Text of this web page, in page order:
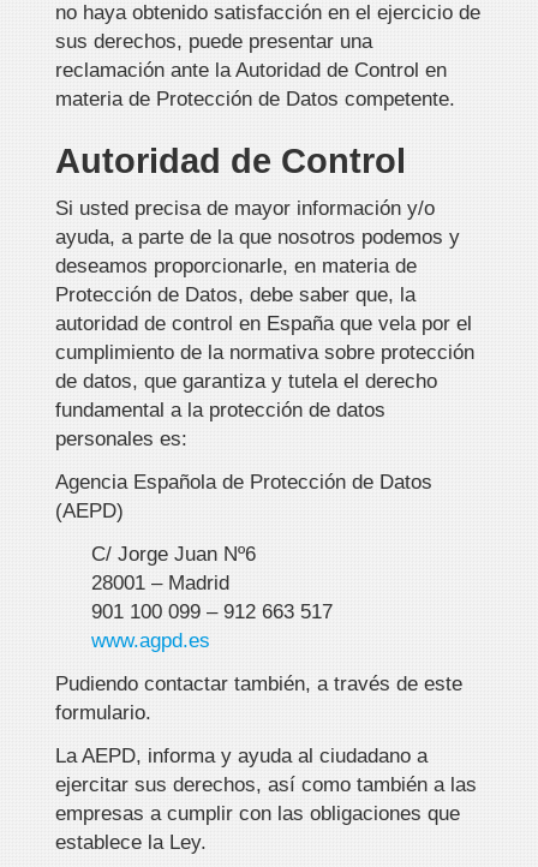
no haya obtenido satisfacción en el ejercicio de
sus derechos, puede presentar una
reclamación ante la Autoridad de Control en
materia de Protección de Datos competente.
Autoridad de Control
Si usted precisa de mayor información y/o
ayuda, a parte de la que nosotros podemos y
deseamos proporcionarle, en materia de
Protección de Datos, debe saber que, la
autoridad de control en España que vela por el
cumplimiento de la normativa sobre protección
de datos, que garantiza y tutela el derecho
fundamental a la protección de datos
personales es:
Agencia Española de Protección de Datos
(AEPD)
C/ Jorge Juan Nº6
28001 – Madrid
901 100 099 – 912 663 517
www.agpd.es
Pudiendo contactar también, a través de este
formulario.
La AEPD, informa y ayuda al ciudadano a
ejercitar sus derechos, así como también a las
empresas a cumplir con las obligaciones que
establece la Ley.